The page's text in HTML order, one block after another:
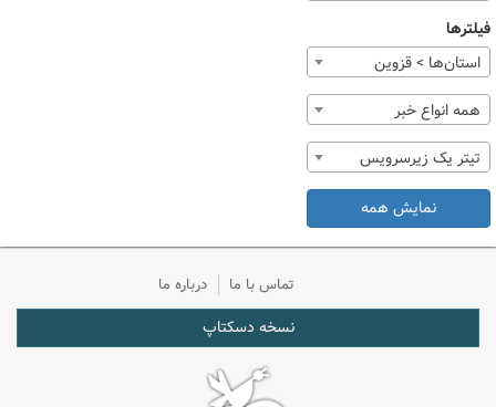
فیلترها
استان‌ها > قزوین
همه انواع خبر
تیتر یک زیرسرویس
نمایش همه
تماس با ما درباره ما
نسخه دسکتاپ